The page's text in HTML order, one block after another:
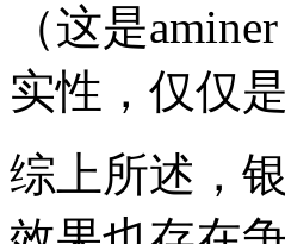
（这是
实性，仅仅
综上所述，